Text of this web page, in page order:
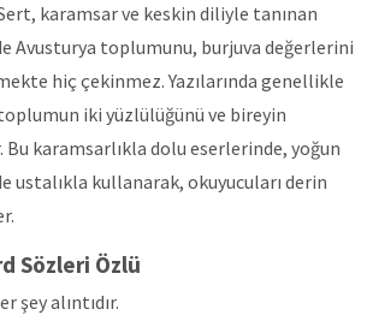
karamsar ve keskin diliyle tanınan
Avusturya toplumunu, burjuva değerlerini
hiç çekinmez. Yazılarında genellikle
toplumun iki yüzlülüğünü ve bireyin
karamsarlıkla dolu eserlerinde, yoğun
ustalıkla kullanarak, okuyucuları derin
Sözleri Özlü
şey alıntıdır.